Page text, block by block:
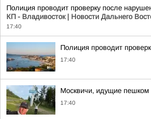
Полиция проводит проверку после
КП - Владивосток | Новости Дальнего
17:40
Полиция проводит
17:40
Москвичи, идущие пешком
17:40